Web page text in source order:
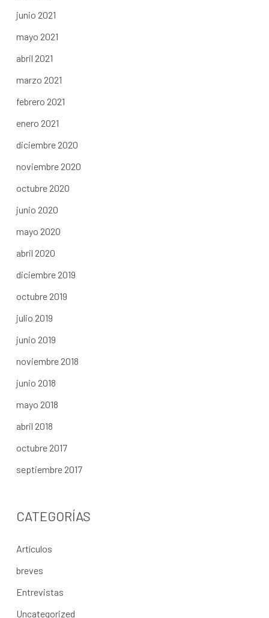
junio 2021
mayo 2021
abril 2021
marzo 2021
febrero 2021
enero 2021
diciembre 2020
noviembre 2020
octubre 2020
junio 2020
mayo 2020
abril 2020
diciembre 2019
octubre 2019
julio 2019
junio 2019
noviembre 2018
junio 2018
mayo 2018
abril 2018
octubre 2017
septiembre 2017
CATEGORÍAS
Artículos
breves
Entrevistas
Uncategorized